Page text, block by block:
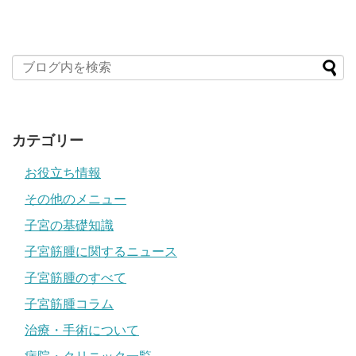
カテゴリー
お役立ち情報
その他のメニュー
子宮の基礎知識
子宮筋腫に関するニュース
子宮筋腫のすべて
子宮筋腫コラム
治療・手術について